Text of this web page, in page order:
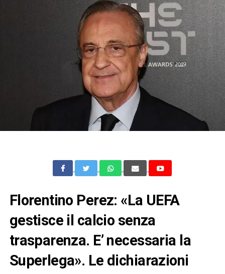
Florentino Perez: «La UEFA
gestisce il calcio senza
trasparenza. E’ necessaria la
Superlega». Le dichiarazioni